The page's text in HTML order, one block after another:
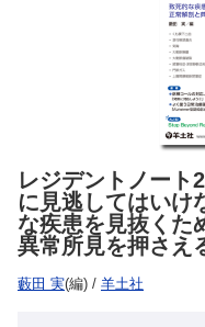
レジデントノート
に見逃してはいけ
な疾患を見抜くた
異常所見を押さえ
藪田 実(編) / 羊土社